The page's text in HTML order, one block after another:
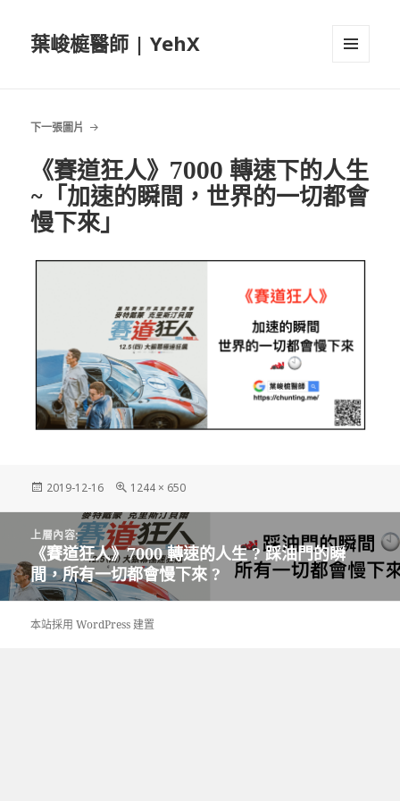
葉峻榳醫師 | YehX
下一張圖片
《賽道狂人》7000 轉速下的人生
~「加速的瞬間，世界的一切都會
慢下來」
發
期:
2019-12-16
完
尺
寸
1244 × 650
導
覽
上層內容:
《賽道狂人》7000 轉速的人生 ?️ 踩油門的瞬
間，所有一切都會慢下來 ?
本站採用 WordPress 建置